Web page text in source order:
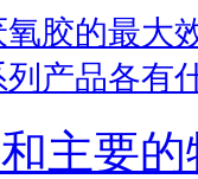
胶的最大
产品各有
主要